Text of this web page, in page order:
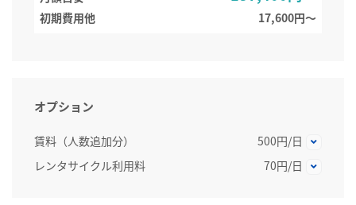
初期費用他 17,600円〜
オプション
賃料（人数追加分）
500円/日
レンタサイクル利用料
70円/日